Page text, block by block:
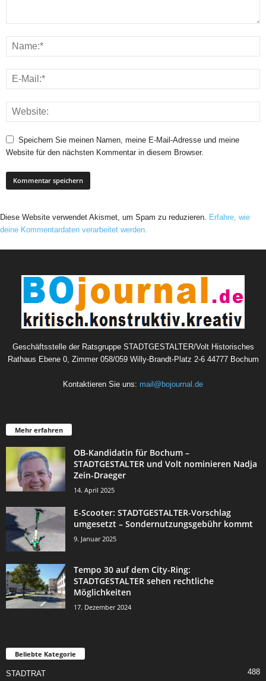
Speichern Sie meinen Namen, meine E-Mail-Adresse und meine
Website für den nächsten Kommentar in diesem Browser.
Diese Website verwendet Akismet, um Spam zu reduzieren. Erfahre, wie
deine Kommentardaten verarbeitet werden.
Geschäftsstelle der Ratsgruppe STADTGESTALTER/Volt Historisches
Rathaus Ebene 0, Zimmer 058/059 Willy-Brandt-Platz 2-6 44777 Bochum
Kontaktieren Sie uns: mail@bojournal.de
Mehr erfahren
OB-Kandidatin für Bochum –
STADTGESTALTER und Volt nominieren Nadja
Zein-Draeger
14. April 2025
E-Scooter: STADTGESTALTER-Vorschlag
umgesetzt – Sondernutzungsgebühr kommt
9. Januar 2025
Tempo 30 auf dem City-Ring:
STADTGESTALTER sehen rechtliche
Möglichkeiten
17. Dezember 2024
Beliebte Kategorie
STADTRAT 488